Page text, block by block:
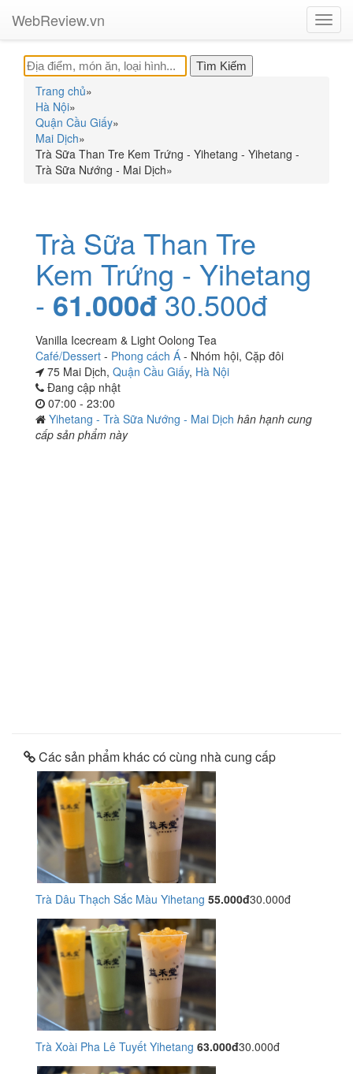
WebReview.vn
Trang chủ»
Hà Nội»
Quận Cầu Giấy»
Mai Dịch»
Trà Sữa Than Tre Kem Trứng - Yihetang - Yihetang -
Trà Sữa Nướng - Mai Dịch»
Trà Sữa Than Tre
Kem Trứng - Yihetang
- 61.000đ30.500đ
Vanilla Icecream & Light Oolong Tea
Café/Dessert - Phong cách Á - Nhóm hội, Cặp đôi
75 Mai Dịch, Quận Cầu Giấy, Hà Nội
Đang cập nhật
07:00 - 23:00
Yihetang - Trà Sữa Nướng - Mai Dịch hân hạnh cung
cấp sản phẩm này
Các sản phẩm khác có cùng nhà cung cấp
Trà Dâu Thạch Sắc Màu Yihetang 55.000đ30.000đ
Trà Xoài Pha Lê Tuyết Yihetang 63.000đ30.000đ